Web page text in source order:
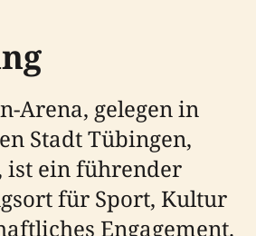
Arena, gelegen in
Stadt Tübingen,
ist ein führender
für Sport, Kultur
Engagement.